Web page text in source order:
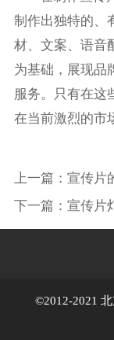
制作出独特的、
材、文案、语音
为基础，展现品
服务。只有在这
在当前激烈的市
上一篇： 宣传片
下一篇： 宣传片
©2012-2021